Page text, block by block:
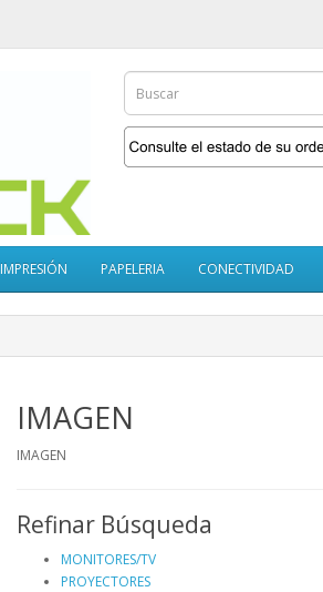
IMPRESIÓN PAPELERIA CONECTIVIDAD
IMAGEN
IMAGEN
Refinar Búsqueda
MONITORES/TV
PROYECTORES